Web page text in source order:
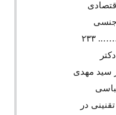
جنسی
۲۳۳
سید مهدی
در